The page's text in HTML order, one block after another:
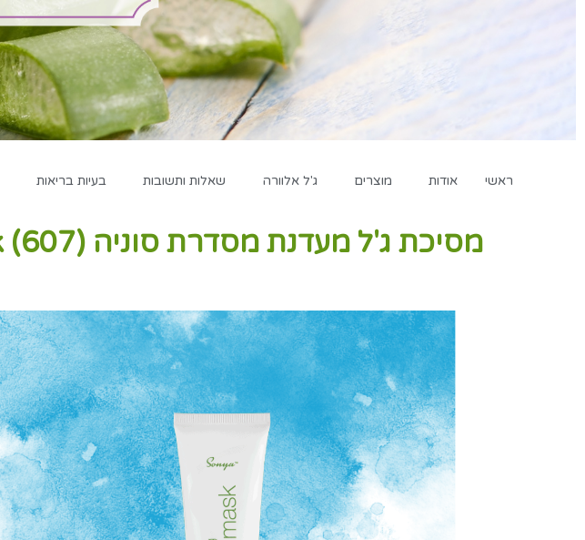
ראשי אודות מוצרים ג'ל אלוורה שאלות ותשובות בעיות בריאות
מסיכת ג'ל מעדנת מסדרת סוניה (607) refining gel mask